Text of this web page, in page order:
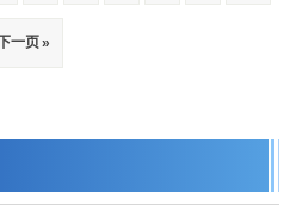
下一页 »
钟，构建网络将其打造为下一代社会